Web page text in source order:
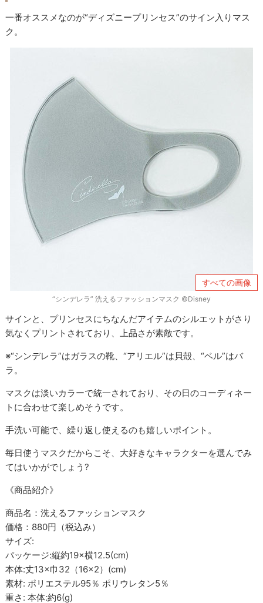
一番オススメなのが“ディズニープリンセス”のサイン入りマス
ク。
すべての画像
“シンデレラ” 洗えるファッションマスク ©Disney
サインと、プリンセスにちなんだアイテムのシルエットがさり
気なくプリントされており、上品さが素敵です。
※“シンデレラ”はガラスの靴、“アリエル”は貝殻、“ベル”はバ
ラ。
マスクは淡いカラーで統一されており、その日のコーディネー
トに合わせて楽しめそうです。
手洗い可能で、繰り返し使えるのも嬉しいポイント。
毎日使うマスクだからこそ、大好きなキャラクターを選んでみ
てはいかがでしょう?
《商品紹介》
商品名：洗えるファッションマスク
価格：880円（税込み）
サイズ:
パッケージ:縦約19×横12.5(cm)
本体:丈13×巾32（16×2）(cm)
素材: ポリエステル95％ ポリウレタン5％
重さ: 本体:約6(g)